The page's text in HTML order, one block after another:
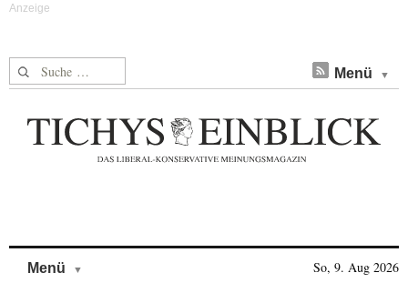
Suche nach: Menü
Menü So, 9. Aug 2026